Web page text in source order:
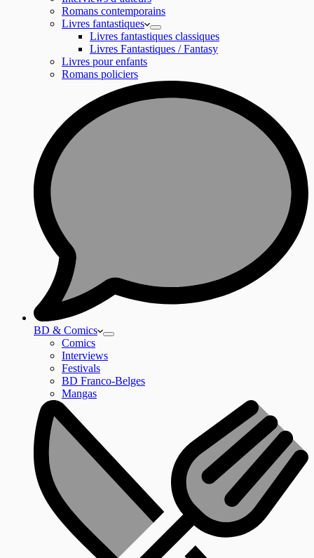
Romans contemporains
Livres fantastiques
Livres fantastiques classiques
Livres Fantastiques / Fantasy
Livres pour enfants
Romans policiers
BD & Comics
Comics
Interviews
Festivals
BD Franco-Belges
Mangas